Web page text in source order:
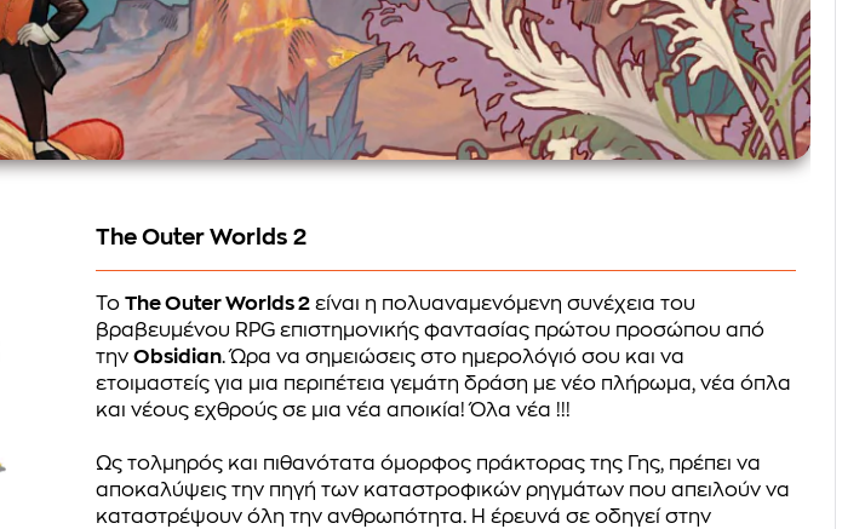
The Outer Worlds 2
ΤοThe Outer Worlds 2 είναι η πολυαναμενόμενη συνέχεια του
βραβευμένου RPG επιστημονικής φαντασίας πρώτου προσώπου από
τηνObsidian. Ώρα να σημειώσεις στο ημερολόγιό σου και να
ετοιμαστείς για μια περιπέτεια γεμάτη δράση με νέο πλήρωμα, νέα όπλα
και νέους εχθρούς σε μια νέα αποικία! Όλα νέα !!!
Ως τολμηρός και πιθανότατα όμορφος πράκτορας της Γης, πρέπει να
αποκαλύψεις την πηγή των καταστροφικών ρηγμάτων που απειλούν να
καταστρέψουν όλη την ανθρωπότητα. Η έρευνά σε οδηγεί στην